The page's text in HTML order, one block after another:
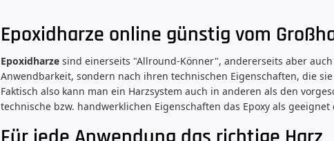
Epoxidharze online günstig vom
Epoxidharze sind einerseits "Allround-Könner", andererseits aber
Anwendbarkeit, sondern nach ihren technischen Eigenschaften, die
Faktisch also kann man ein Harzsystem auch in anderen als den
technische bzw. handwerklichen Eigenschaften das Epoxy als geeignet